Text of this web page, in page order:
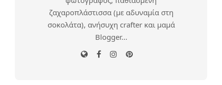
ζαχαροπλάστισσα (με αδυναμία στη
σοκολάτα), ανήσυχη crafter και μαμά
Blogger...